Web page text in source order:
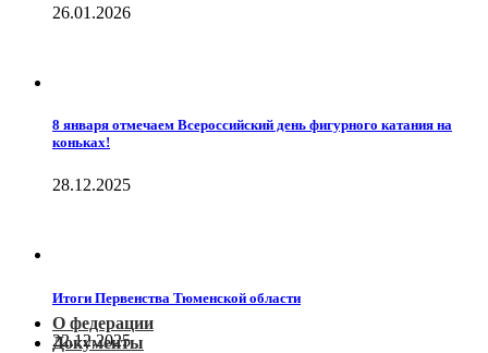
26.01.2026
8 января отмечаем Всероссийский день фигурного катания на
коньках!
28.12.2025
Итоги Первенства Тюменской области
22.12.2025
О федерации
Документы